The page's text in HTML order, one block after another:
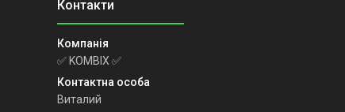
✅ KOMBIX ✅
Виталий